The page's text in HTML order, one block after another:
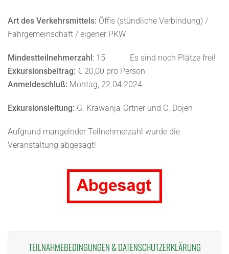
Art des Verkehrsmittels: Öffis (stündliche Verbindung) /
Fahrgemeinschaft / eigener PKW
Mindestteilnehmerzahl: 15 Es sind noch Plätze frei!
Exkursionsbeitrag: € 20,00 pro Person
Anmeldeschluß: Montag, 22.04.2024
Exkursionsleitung: G. Krawanja-Ortner und C. Dojen
Aufgrund mangelnder Teilnehmerzahl wurde die
Veranstaltung abgesagt!
TEILNAHMEBEDINGUNGEN &DATENSCHUTZERKLÄRUNG